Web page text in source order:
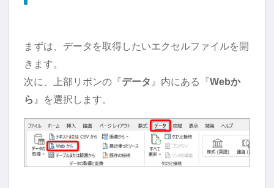
まずは、データを取得したいエクセルファイルを開
きます。
次に、上部リボンの『データ 』内にある『Webか
ら 』を選択します。